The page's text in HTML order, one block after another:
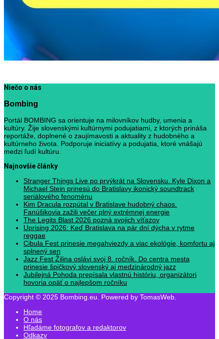
Niečo o nás
Bombing
Portál BOMBING sa orientuje na milovníkov hudby, umenia a
kultúry. Žije slovenskými kultúrnymi podujatiami, z ktorých prináša
reportáže, doplnené o zaujímavosti a aktuality z hudobného a
kultúrneho života. Podporuje iniciatívy a podujatia, ktoré vnášajú
medzi ľudí kultúru.
Najnovšie články
Stranger Things Live po prvýkrát na Slovensku. Kyle Dixon a
Michael Stein prinesú do Bratislavy ikonický soundtrack
seriálového fenoménu
Kim Dracula rozpútal v Bratislave hudobný chaos.
Fanúšikovia zažili večer plný extrémnej energie
The Legits Blast 2026 pozná svojich víťazov
Uprising 2026: Keď Bratislava na pár dní dýcha v rytme
reggae
Cibula Fest prinesie megahviezdy a viac ekológie, komfortu aj
splnený sen
Jazz Fest Žilina oslávi svoj 8. ročník. Do centra mesta
prinesie špičkový slovenský aj medzinárodný jazz
Jubilejná Pohoda prepísala vlastnú históriu, organizátori
hovoria opäť o najlepšom ročníku
Copyright © 2025 Bombing.eu. Powered by TomasWeb.
Home
O nás
Hľadáme fotografov a redaktorov
Odkazy